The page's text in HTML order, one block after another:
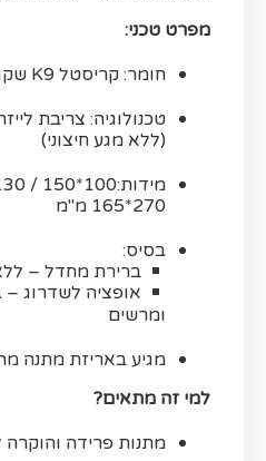
מפרט טכני:
חומר: קריסטל K9 שקוף ואיכותי
טכנולוגיה: צריבת
(ללא מגע חיצוני)
270*165 מ"מ
בסיס:
ברירת מחדל –
אופציה לשדרוג
ומרשים
מגיע באריזת מתנה
למי זה מתאים?
מתנות פרידה והוקרה